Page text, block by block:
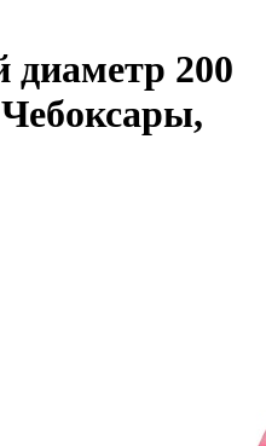
200